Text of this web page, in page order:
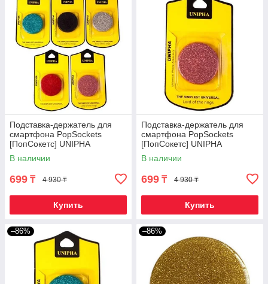
Подставка-держатель для
смартфона PopSockets
[ПопСокетс] UNIPHA
(Бордовый)
В наличии
699 ₸ 4 930 ₸
Купить
Подставка-держатель для
смартфона PopSockets
[ПопСокетс] UNIPHA
(Розовый)
В наличии
699 ₸ 4 930 ₸
Купить
–86% –86%